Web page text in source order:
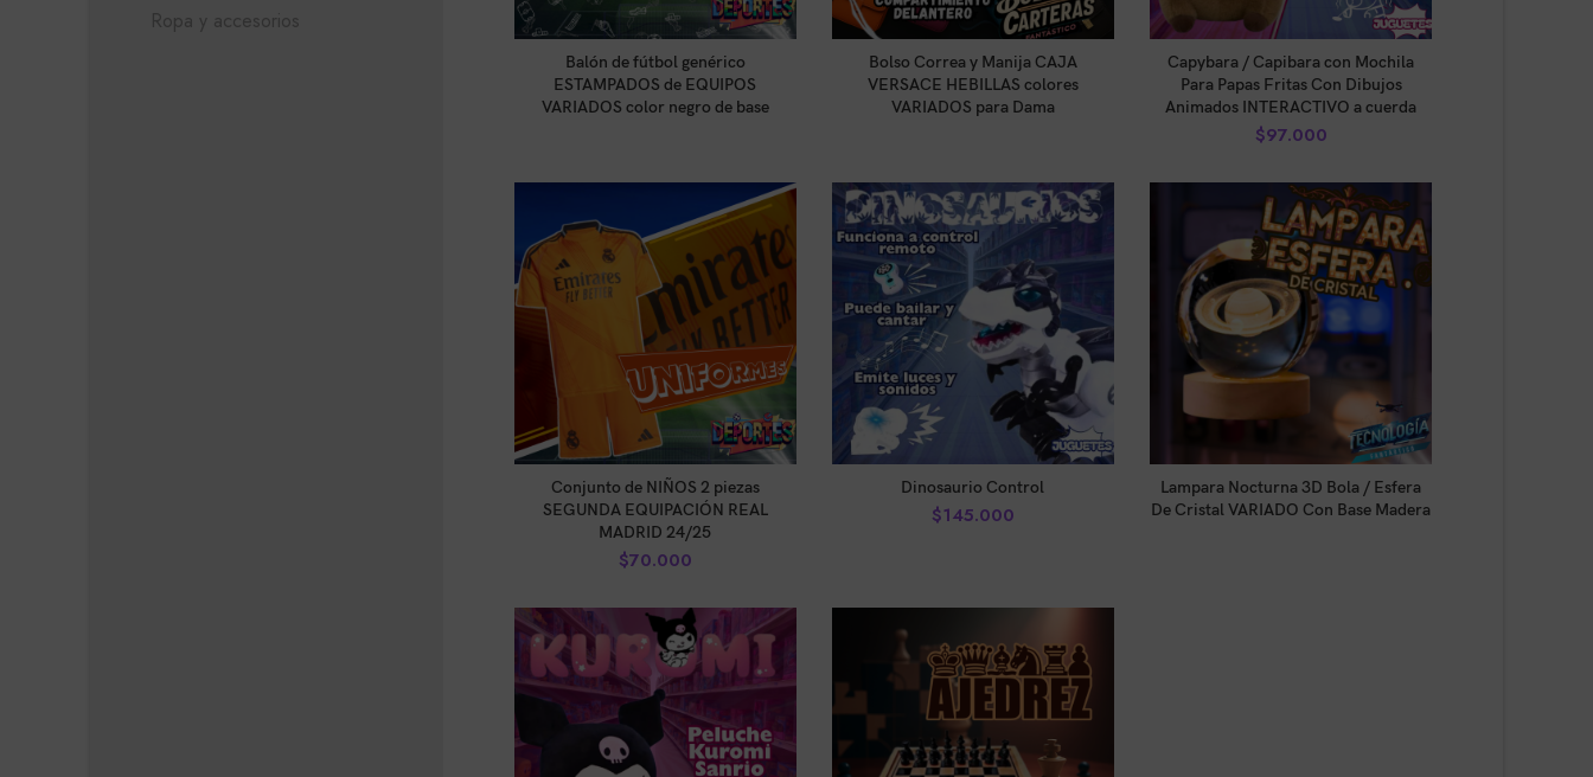
LEER MÁS
Balón de fútbol genérico
ESTAMPADOS de EQUIPOS
VARIADOS color negro de base
LEER MÁS
Bolso Correa y Manija CAJA
VERSACE HEBILLAS colores
VARIADOS para Dama
AÑADIR AL CARRITO
Capybara / Capibara con Mochila
Para Papas Fritas Con Dibujos
Animados INTERACTIVO a cuerda
$97.000
AÑADIR AL CARRITO
Conjunto de NIÑOS 2 piezas
SEGUNDA EQUIPACIÓN REAL
MADRID 24/25
$70.000
AÑADIR AL CARRITO
Dinosaurio Control
$145.000
LEER MÁS
Lampara Nocturna 3D Bola / Esfera
De Cristal VARIADO Con Base Madera
Ropa y accesorios